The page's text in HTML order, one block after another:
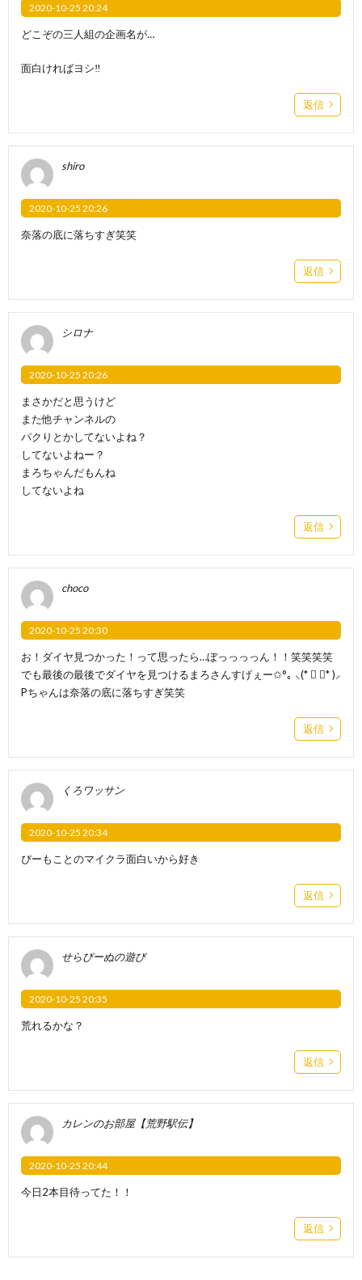
2020-10-25 20:24
どこぞの三人組の企画名が…
面白ければヨシ‼︎
返信
shiro
2020-10-25 20:26
奈落の底に落ちすぎ笑笑
返信
シロナ
2020-10-25 20:26
まさかだと思うけど
また他チャンネルの
パクりとかしてないよね？
してないよねー？
まろちゃんだもんね
してないよね
返信
choco
2020-10-25 20:30
お！ダイヤ見つかった！って思ったら…ぼっっっっん！！笑笑笑笑
でも最後の最後でダイヤを見つけるまろさんすげぇー✩°｡ ⸜(* ॑ ॑* )⸝
Pちゃんは奈落の底に落ちすぎ笑笑
返信
くろワッサン
2020-10-25 20:34
ぴーもことのマイクラ面白いから好き
返信
せらぴーぬの遊び
2020-10-25 20:35
荒れるかな？
返信
カレンのお部屋【荒野駅伝】
2020-10-25 20:44
今日2本目待ってた！！
返信